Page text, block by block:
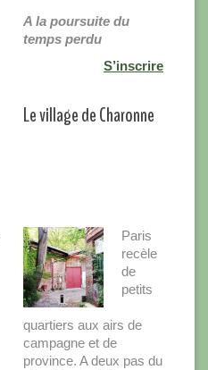
A la poursuite du
temps perdu
S’inscrire
Le village de Charonne
Paris
recèle
de
petits
quartiers aux airs de
campagne et de
province. A deux pas du